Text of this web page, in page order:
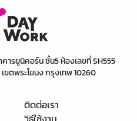
คารยูนิคอร์น ชั้น5 ห้องเลขที่ SH555
ตพระโขนง กรุงเทพ 10260
ติดต่อเรา